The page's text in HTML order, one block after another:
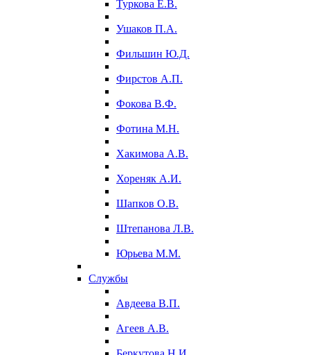
Туркова Е.В.
Ушаков П.А.
Фильшин Ю.Д.
Фирстов А.П.
Фокова В.Ф.
Фотина М.Н.
Хакимова А.В.
Хореняк А.И.
Шапков О.В.
Штепанова Л.В.
Юрьева М.М.
Службы
Авдеева В.П.
Агеев А.В.